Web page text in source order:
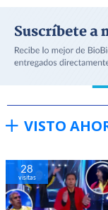
VISTO
28
visitas